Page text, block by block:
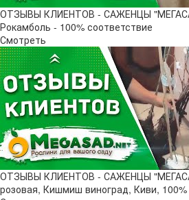
ОТЗЫВЫ КЛИЕНТОВ - САЖЕНЦЫ
Рокамболь - 100% соответствие
Смотреть
ОТЗЫВЫ КЛИЕНТОВ - САЖЕНЦЫ
розовая, Кишмиш виноград, Киви, 100%